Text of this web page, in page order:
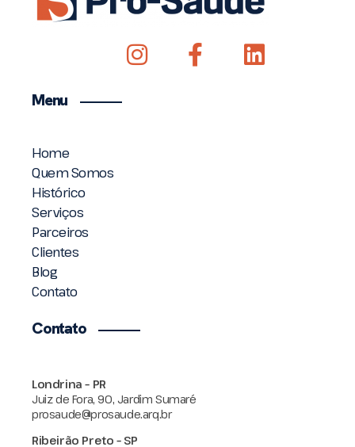
Menu
Home
Quem Somos
Histórico
Serviços
Parceiros
Clientes
Blog
Contato
Contato
Londrina – PR
Juiz de Fora, 90, Jardim Sumaré
prosaude@prosaude.arq.br
Ribeirão Preto – SP